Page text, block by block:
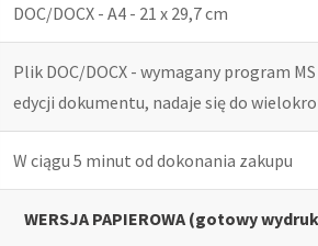
DOC/DOCX - A4 - 21 x 29,7 cm
Plik DOC/DOCX - wymagany program
edycji dokumentu, nadaje się do
W ciągu 5 minut od dokonania zakupu
WERSJA PAPIEROWA (gotowy